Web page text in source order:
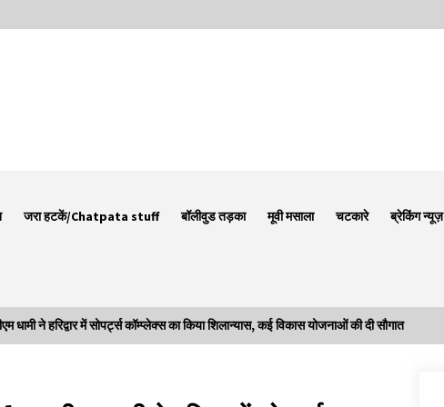
जरा हटकें/Chatpata stuff बॉलीवुड तड़का मूवी मसाला चटकारे ब्रेकिंग न्यूज़
ने हरिद्वार में सोपर्ट्स कॉम्प्लेक्स का किया शिलान्यास, कई विकास योजनाओं की दी सौगात